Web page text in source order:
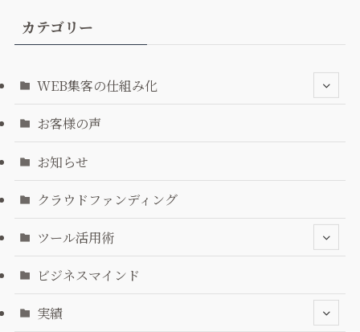
カテゴリー
WEB集客の仕組み化
お客様の声
お知らせ
クラウドファンディング
ツール活用術
ビジネスマインド
実績